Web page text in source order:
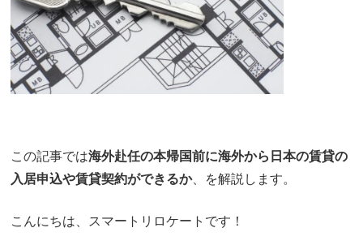
この記事では海外赴任の本帰国前に海外から日本の賃貸の
入居申込や賃貸契約ができるか、を解説します。
こんにちは、スマートリロケートです！